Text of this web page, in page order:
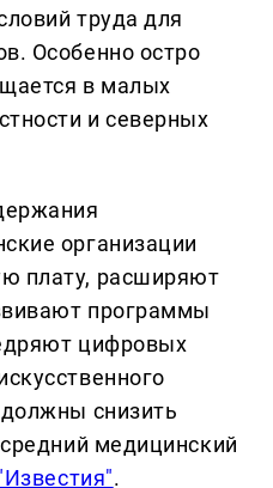
труда для
Особенно остро
в малых
и северных
организации
плату, расширяют
программы
цифровых
снизить
медицинский
.